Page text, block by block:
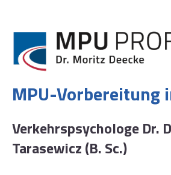
springen
MPU-Vorbereitung
Verkehrspsychologe Dr.
Tarasewicz(B. Sc.)